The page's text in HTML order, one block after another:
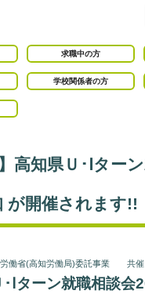
求職中の方
学校関係者の方
高知県Ｕ･Ⅰター
が開催されます!!
労働省(高知労働局)委託事業 共催
Ⅰターン就職相談会